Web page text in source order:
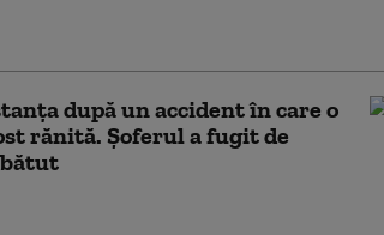
după un accident în care o
rănită. Şoferul a fugit de